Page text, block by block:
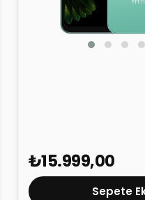
₺15.999,00
Sepete